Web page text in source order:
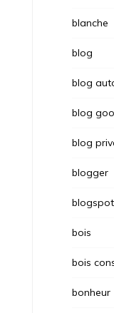
blanche
blog
blog
blog
blog
blogger
blogspot
bois
bois
bonheur